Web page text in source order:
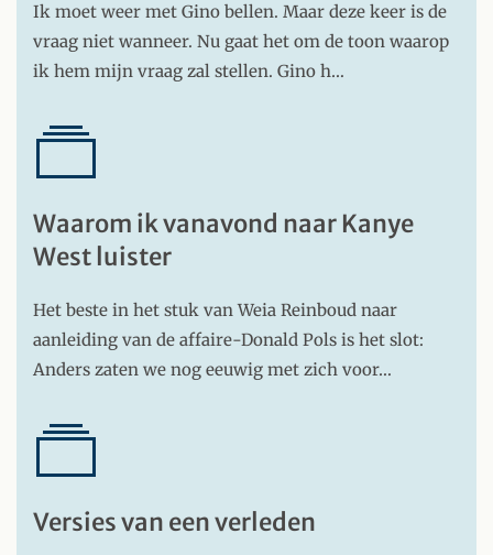
Ik moet weer met Gino bellen. Maar deze keer is de
vraag niet wanneer. Nu gaat het om de toon waarop
ik hem mijn vraag zal stellen. Gino h…
Waarom ik vanavond naar Kanye
West luister
Het beste in het stuk van Weia Reinboud naar
aanleiding van de affaire-Donald Pols is het slot:
Anders zaten we nog eeuwig met zich voor…
Versies van een verleden